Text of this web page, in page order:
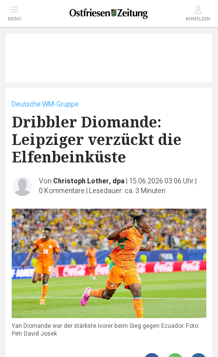
MENÜ ANMELDEN
Deutsche WM-Gruppe
Dribbler Diomande:
Leipziger verzückt die
Elfenbeinküste
Von Christoph Lother, dpa| 15.06.2026 03:06 Uhr|
0 Kommentare | Lesedauer: ca. 3 Minuten
Yan Diomande war der stärkste Ivorer beim Sieg gegen Ecuador. Foto:
Petr David Josek